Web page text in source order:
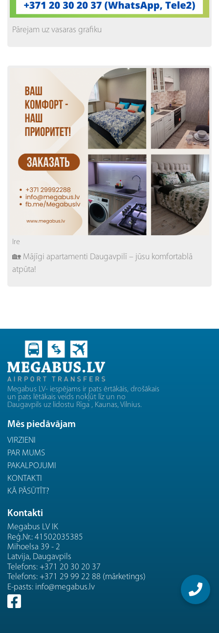
Pārejam uz vasaras grafiku
Ire
🏡 Mājīgi apartamenti Daugavpilī – jūsu komfortablā
atpūta!
Megabus LV- iespējams ir pats ērtākāis, drošākais
un pats lētākais veids nokļūt līz un no
Daugavpils uz lidostu Rīga , Kaunas, Vilnius.
Mēs piedāvājam
VIRZIENI
PAR MUMS
PAKALPOJUMI
KONTAKTI
KĀ PĀSŪTĪT?
Kontakti
Megabus LV IK
Reģ.Nr.: 41502035385
Mihoelsa 39 - 2
Latvija, Daugavpils
Telefons: +371 20 30 20 37
Telefons: +371 29 99 22 88 (mārketings)
E-pasts: info@megabus.lv